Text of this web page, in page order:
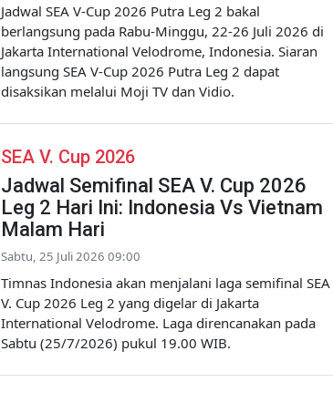
Jadwal SEA V-Cup 2026 Putra Leg 2 bakal
berlangsung pada Rabu-Minggu, 22-26 Juli 2026 di
Jakarta International Velodrome, Indonesia. Siaran
langsung SEA V-Cup 2026 Putra Leg 2 dapat
disaksikan melalui Moji TV dan Vidio.
SEA V. Cup 2026
Jadwal Semifinal SEA V. Cup 2026
Leg 2 Hari Ini: Indonesia Vs Vietnam
Malam Hari
Sabtu, 25 Juli 2026 09:00
Timnas Indonesia akan menjalani laga semifinal SEA
V. Cup 2026 Leg 2 yang digelar di Jakarta
International Velodrome. Laga direncanakan pada
Sabtu (25/7/2026) pukul 19.00 WIB.